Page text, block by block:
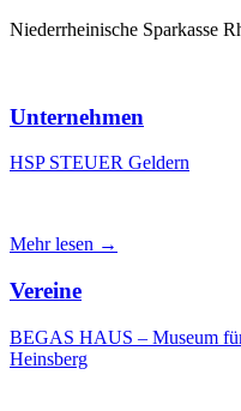
Niederrheinische Sparkasse
Unternehmen
HSP STEUER Geldern
Mehr lesen →
Vereine
BEGAS HAUS – Museum
Heinsberg